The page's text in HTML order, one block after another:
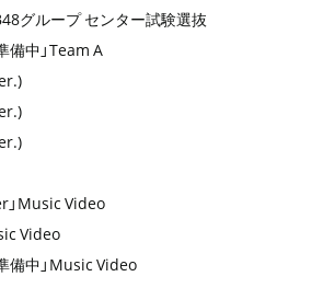
グループ センター試験選抜
備中」Team A
」Music Video
Video
備中」Music Video